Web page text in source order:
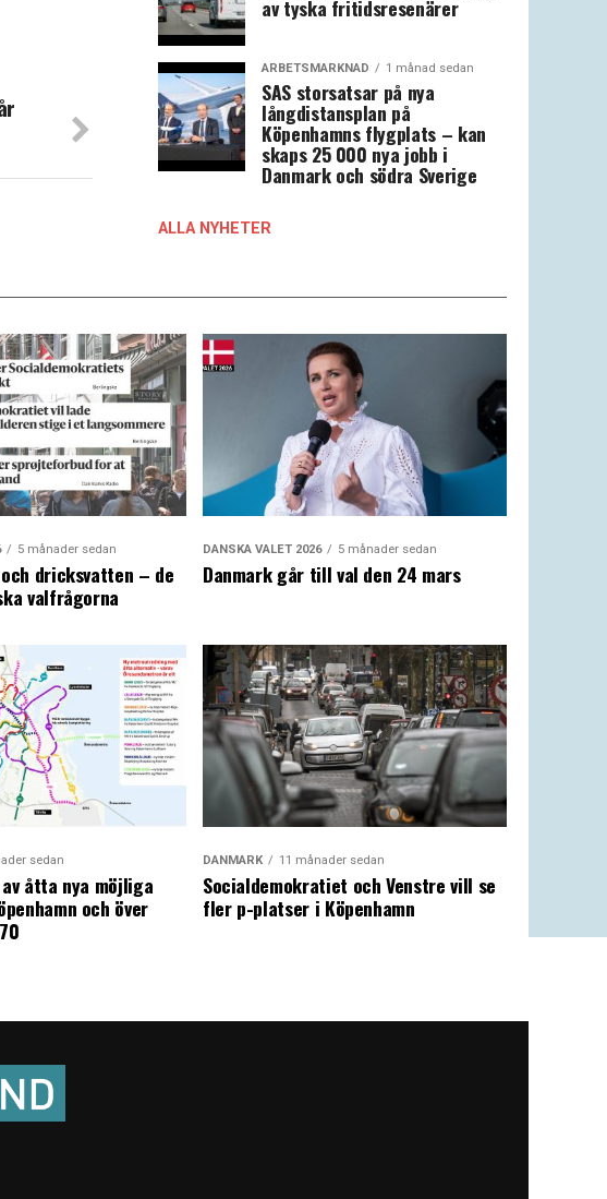
av tyska fritidsresenärer
ARBETSMARKNAD 1 månad sedan
SAS storsatsar på nya
långdistansplan på
Köpenhamns flygplats – kan
skaps 25 000 nya jobb i
Danmark och södra Sverige
ALLA NYHETER
5 månader sedan
dricksvatten – de
valfrågorna
DANSKA VALET 2026 5 månader sedan
Danmark går till val den 24 mars
sedan
åtta nya möjliga
och över
DANMARK 11 månader sedan
Socialdemokratiet och Venstre vill se
fler p-platser i Köpenhamn